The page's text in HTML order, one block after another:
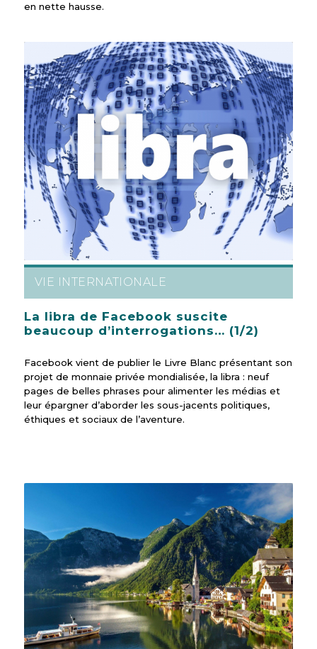
en nette hausse.
VIE INTERNATIONALE
La libra de Facebook suscite
beaucoup d’interrogations… (1/2)
Facebook vient de publier le Livre Blanc présentant son
projet de monnaie privée mondialisée, la libra : neuf
pages de belles phrases pour alimenter les médias et
leur épargner d’aborder les sous-jacents politiques,
éthiques et sociaux de l’aventure.